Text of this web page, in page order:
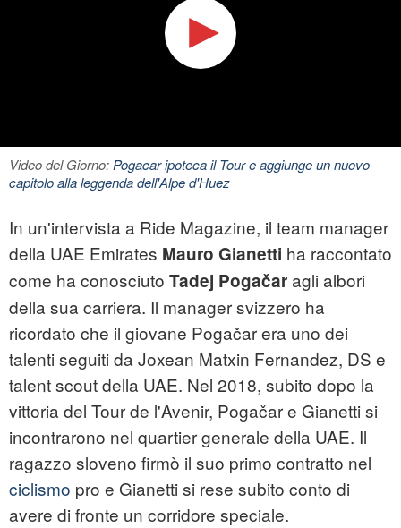
Video del Giorno:Pogacar ipoteca il Tour e aggiunge un nuovo
capitolo alla leggenda dell'Alpe d'Huez
In un'intervista a Ride Magazine, il team manager
della UAE Emirates Mauro Gianetti ha raccontato
come ha conosciuto Tadej Pogačaragli albori
della sua carriera. Il manager svizzero ha
ricordato che il giovane Pogačar era uno dei
talenti seguiti da Joxean Matxin Fernandez, DS e
talent scout della UAE. Nel 2018, subito dopo la
vittoria del Tour de l'Avenir, Pogačar e Gianetti si
incontrarono nel quartier generale della UAE. Il
ragazzo sloveno firmò il suo primo contratto nel
ciclismo pro e Gianetti si rese subito conto di
avere di fronte un corridore speciale.